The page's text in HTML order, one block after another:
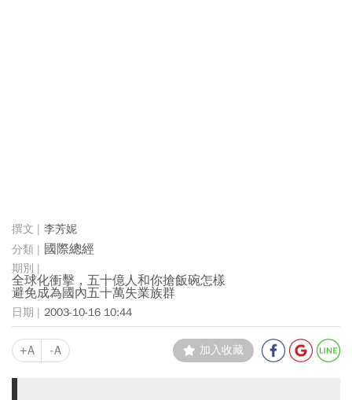
李芳妮
國際總經
全球化衝擊，五十億人和你搶飯碗怎樣
避免成為國內五十萬失業族群
2003-10-16 10:44
+A -A 加入收藏